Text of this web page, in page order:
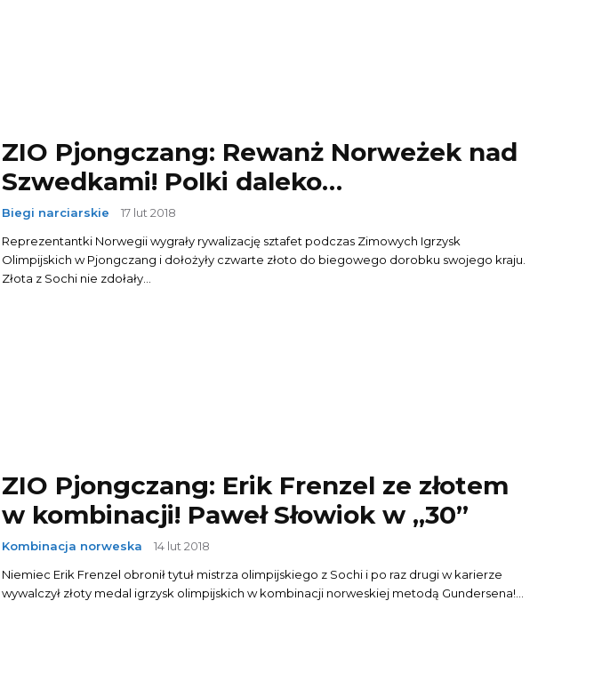
ZIO Pjongczang: Rewanż Norweżek nad
Szwedkami! Polki daleko…
Biegi narciarskie
17 lut 2018
Reprezentantki Norwegii wygrały rywalizację sztafet podczas Zimowych Igrzysk
Olimpijskich w Pjongczang i dołożyły czwarte złoto do biegowego dorobku swojego kraju.
Złota z Sochi nie zdołały...
ZIO Pjongczang: Erik Frenzel ze złotem
w kombinacji! Paweł Słowiok w „30”
Kombinacja norweska
14 lut 2018
Niemiec Erik Frenzel obronił tytuł mistrza olimpijskiego z Sochi i po raz drugi w karierze
wywalczył złoty medal igrzysk olimpijskich w kombinacji norweskiej metodą Gundersena!...